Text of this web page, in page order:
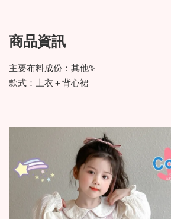
商品資訊
主要布料成份：其他%
款式：上衣＋背心裙